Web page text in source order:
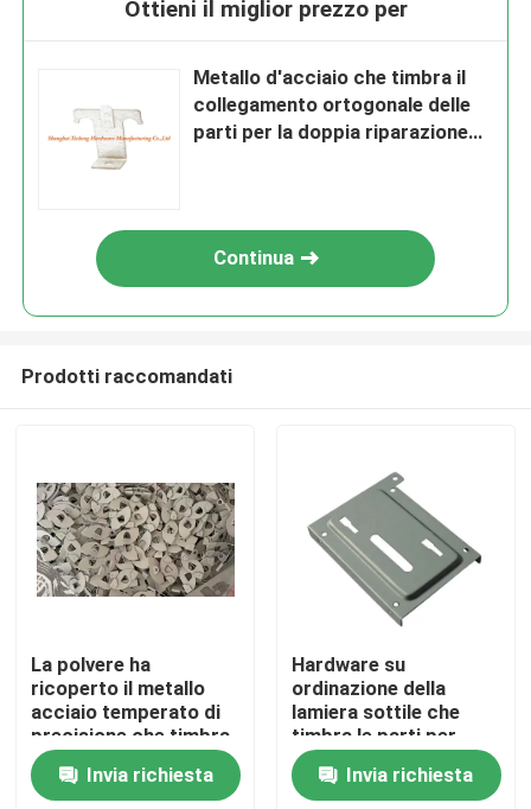
Casa
Ottieni il miglior prezzo per
Metallo d'acciaio che timbra il
collegamento ortogonale delle
parti per la doppia riparazione
Continua
Prodotti raccomandati
La polvere ha
ricoperto il metallo
acciaio temperato di
precisione che timbra
lo spessore delle parti
1.0mmInvia richiesta
Hardware su
ordinazione della
lamiera sottile che
timbra le parti per
automobilistico
Invia richiesta